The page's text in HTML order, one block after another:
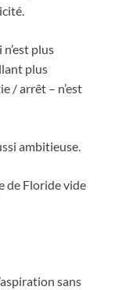
plus
plus
/ arrêt – n’est
ambitieuse.
de Floride vide
sans